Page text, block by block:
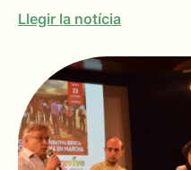
Llegir la notícia